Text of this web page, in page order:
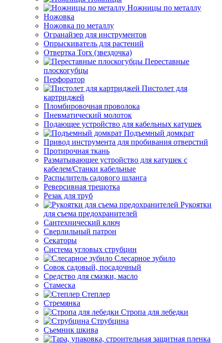
Ножницы по металлу
Ножовка
Ножовка по металлу
Огранайзер для инструментов
Опрыскиватель для растений
Отвертка Torx (звездочка)
Переставные
плоскогубцы
Перфоратор
Пистолет для
картриджей
Пломбировочная проволока
Пневматический молоток
Подающее устройство для кабельных катушек
Подъемный домкрат
Привод инструмента для пробивания отверстий
Протирочная ткань
Разматывающее устройство для катушек с
кабелем/Станки кабельные
Распылитель садового шланга
Реверсивная трещотка
Резак для труб
Рукоятки
для съема предохранителей
Сантехнический ключ
Сверлильный патрон
Секаторы
Система угловых струбцин
Слесарное зубило
Совок садовый, посадочный
Средство для смазки, масло
Стамеска
Степлер
Стремянка
Стропа для лебедки
Струбцина
Съемник шкива